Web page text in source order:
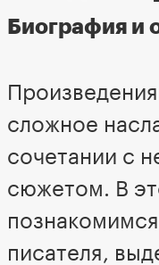
Биография и
сложное
сочетании с
сюжетом. В
писателя,